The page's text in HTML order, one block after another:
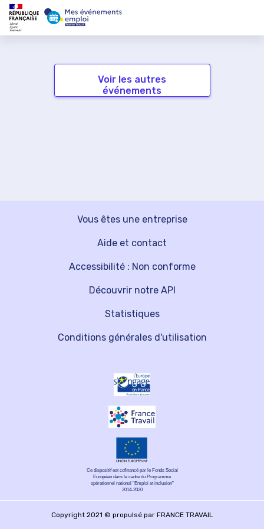
Voir les autres
événements
Vous êtes une entreprise
Découvrir notre API
Aide et contact
Statistiques
Accessibilité : Non conforme
Conditions générales d'utilisation
Ce dispositif est cofinancé par le Fonds Social
Européen dans le cadre du Programme
opérationnel national "Emploi et inclusion"
2014-2020
Copyright 2021 © propulsé par FRANCE TRAVAIL